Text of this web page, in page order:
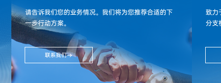
请告诉我们您的业务情况。我们将为您推荐合适的下
一步行动方案。
联系我们
致力
分支